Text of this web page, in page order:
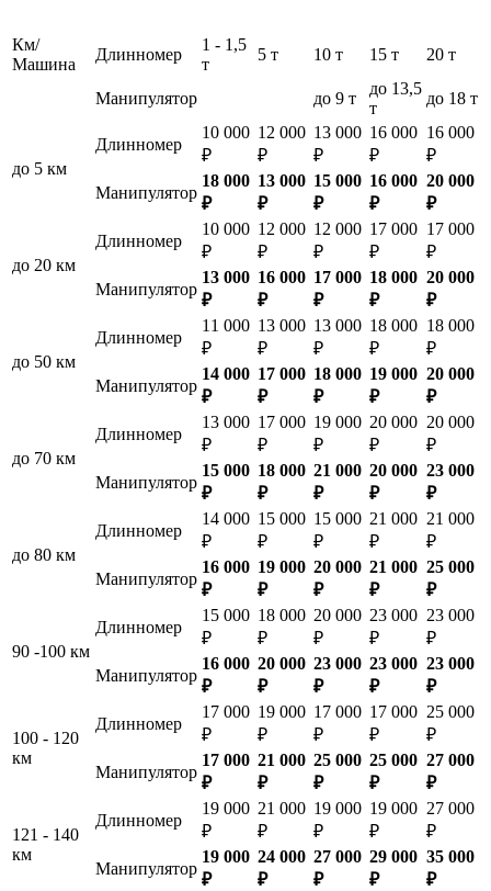
Км/
Машина
Длинномер
1 - 1,5
т
5 т 10 т 15 т 20 т
Манипулятор до 9 т
до 13,5
т
до 18 т
до 5 км
Длинномер
10 000
₽
12 000
₽
13 000
₽
16 000
₽
16 000
₽
Манипулятор
18 000
₽
13 000
₽
15 000
₽
16 000
₽
20 000
₽
до 20 км
Длинномер
10 000
₽
12 000
₽
12 000
₽
17 000
₽
17 000
₽
Манипулятор
13 000
₽
16 000
₽
17 000
₽
18 000
₽
20 000
₽
до 50 км
Длинномер
11 000
₽
13 000
₽
13 000
₽
18 000
₽
18 000
₽
Манипулятор
14 000
₽
17 000
₽
18 000
₽
19 000
₽
20 000
₽
до 70 км
Длинномер
13 000
₽
17 000
₽
19 000
₽
20 000
₽
20 000
₽
Манипулятор
15 000
₽
18 000
₽
21 000
₽
20 000
₽
23 000
₽
до 80 км
Длинномер
14 000
₽
15 000
₽
15 000
₽
21 000
₽
21 000
₽
Манипулятор
16 000
₽
19 000
₽
20 000
₽
21 000
₽
25 000
₽
90 -100 км
Длинномер
15 000
₽
18 000
₽
20 000
₽
23 000
₽
23 000
₽
Манипулятор
16 000
₽
20 000
₽
23 000
₽
23 000
₽
23 000
₽
100 - 120
км
Длинномер
17 000
₽
19 000
₽
17 000
₽
17 000
₽
25 000
₽
Манипулятор
17 000
₽
21 000
₽
25 000
₽
25 000
₽
27 000
₽
121 - 140
км
Длинномер
19 000
₽
21 000
₽
19 000
₽
19 000
₽
27 000
₽
Манипулятор
19 000
₽
24 000
₽
27 000
₽
29 000
₽
35 000
₽